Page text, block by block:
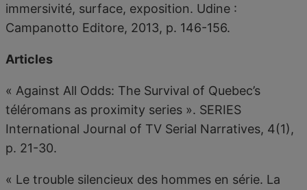
immersivité, surface, exposition. Udine :
Campanotto Editore, 2013, p. 146-156.
Articles
« Against All Odds: The Survival of Quebec’s
téléromans as proximity series ». SERIES
International Journal of TV Serial Narratives, 4(1),
p. 21-30.
« Le trouble silencieux des hommes en série. La